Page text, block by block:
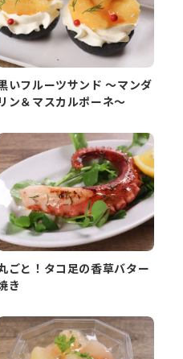
いフルーツサンド ～マンダ
リン＆マスカルポーネ～
ごと！タコ足の香草バター
き